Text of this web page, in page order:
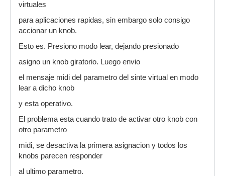
virtuales
para aplicaciones rapidas, sin embargo solo consigo
accionar un knob.
Esto es. Presiono modo lear, dejando presionado
asigno un knob giratorio. Luego envio
el mensaje midi del parametro del sinte virtual en modo
lear a dicho knob
y esta operativo.
El problema esta cuando trato de activar otro knob con
otro parametro
midi, se desactiva la primera asignacion y todos los
knobs parecen responder
al ultimo parametro.